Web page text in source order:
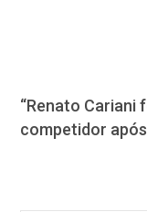
“Renato Cariani
competidor